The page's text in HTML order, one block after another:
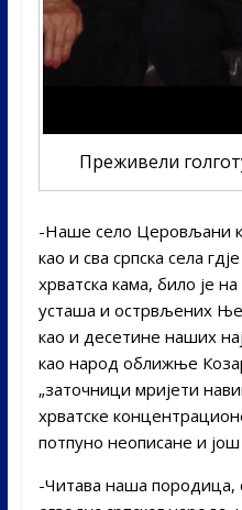
Преживели
-Наше село Церовљани
као и сва српска села
хрватска кама, било је
усташа и острвљених
као и десетине наших
као народ оближње
„заточници мријети
хрватске
потпуно неописане и још
-Читава наша породица,